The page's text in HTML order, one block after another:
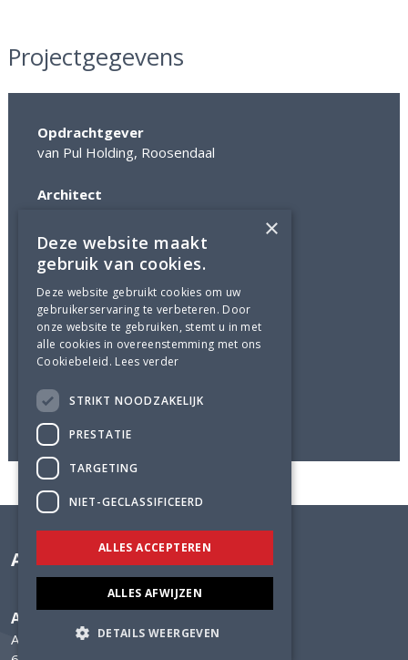
Projectgegevens
Opdrachtgever
van Pul Holding, Roosendaal
Architect
Constructeur houtconstructies
Adviesbureau Lüning
Aannemer
BVR Groep, Roosendaal
gerealiseerd in 2007
Adviesbureau Lüning
Adviesbureau Lüning
Arnhemsestraatweg 358
×
Deze website maakt
gebruik van cookies.
Deze website gebruikt cookies om uw
gebruikerservaring te verbeteren. Door
onze website te gebruiken, stemt u in met
alle cookies in overeenstemming met ons
Cookiebeleid. Lees verder
STRIKT NOODZAKELIJK
PRESTATIE
TARGETING
NIET-GECLASSIFICEERD
ALLES ACCEPTEREN
ALLES AFWIJZEN
DETAILS WEERGEVEN